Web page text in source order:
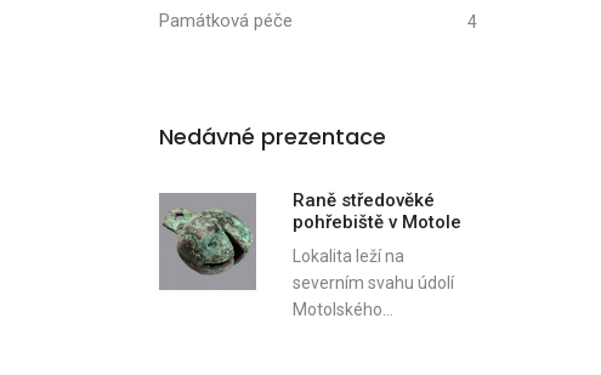
Památková péče 4
Nedávné prezentace
Raně středověké
pohřebiště v Motole
Lokalita leží na
severním svahu údolí
Motolského…